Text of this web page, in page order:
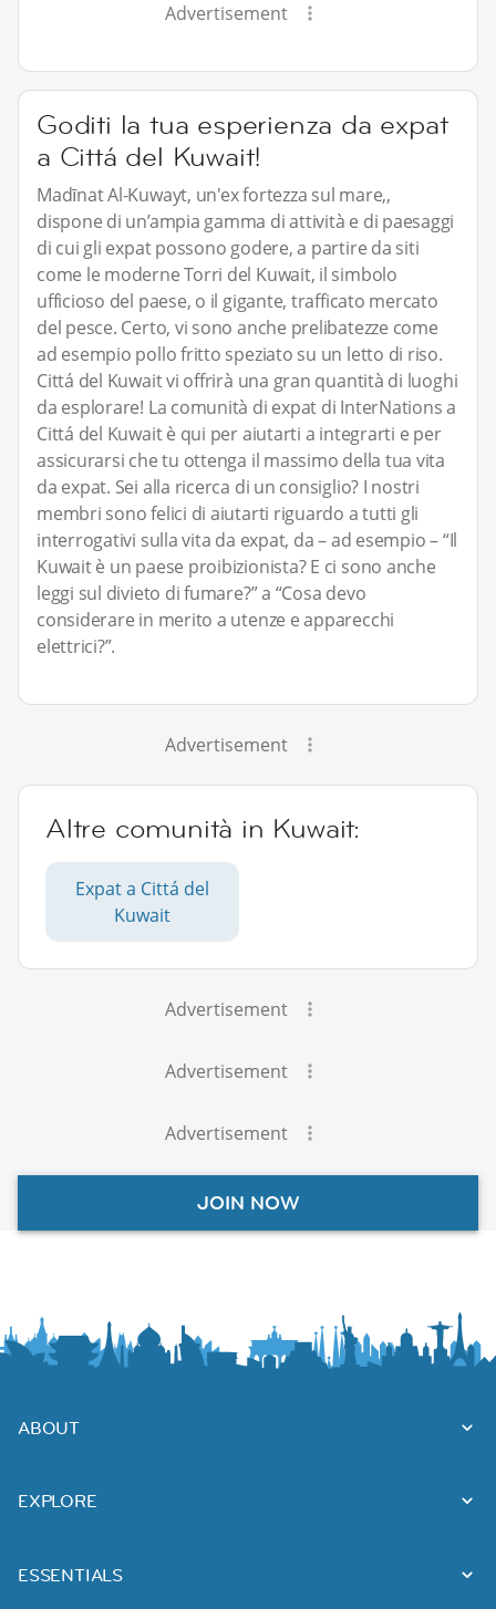
Advertisement
Goditi la tua esperienza da expat
a Cittá del Kuwait!
Madīnat Al-Kuwayt, un'ex fortezza sul mare,,
dispone di un’ampia gamma di attività e di paesaggi
di cui gli expat possono godere, a partire da siti
come le moderne Torri del Kuwait, il simbolo
ufficioso del paese, o il gigante, trafficato mercato
del pesce. Certo, vi sono anche prelibatezze come
ad esempio pollo fritto speziato su un letto di riso.
Cittá del Kuwait vi offrirà una gran quantità di luoghi
da esplorare! La comunità di expat di InterNations a
Cittá del Kuwait è qui per aiutarti a integrarti e per
assicurarsi che tu ottenga il massimo della tua vita
da expat. Sei alla ricerca di un consiglio? I nostri
membri sono felici di aiutarti riguardo a tutti gli
interrogativi sulla vita da expat, da – ad esempio – “Il
Kuwait è un paese proibizionista? E ci sono anche
leggi sul divieto di fumare?” a “Cosa devo
considerare in merito a utenze e apparecchi
elettrici?”.
Advertisement
Altre comunità in Kuwait:
Expat a Cittá del
Kuwait
Advertisement
Advertisement
Advertisement
JOIN NOW
ABOUT
EXPLORE
ESSENTIALS